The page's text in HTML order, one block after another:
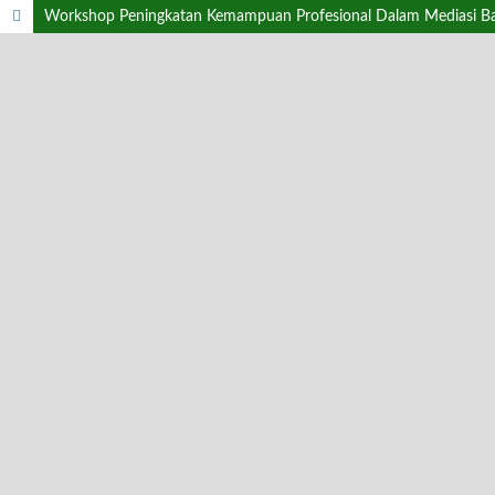
Workshop Peningkatan Kemampuan Profesional Dalam Mediasi